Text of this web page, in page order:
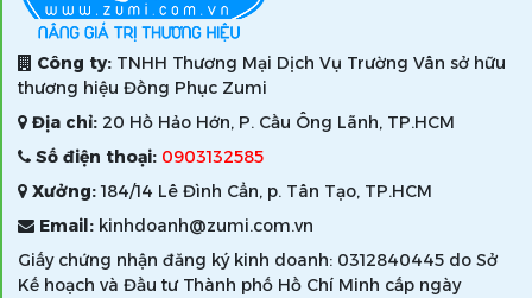
Công ty: TNHH Thương Mại Dịch Vụ Trường Vân sở hữu
thương hiệu Đồng Phục Zumi
Địa chỉ: 20 Hồ Hảo Hớn, P. Cầu Ông Lãnh, TP.HCM
Số điện thoại: 0903132585
Xưởng:184/14 Lê Đình Cẩn, p. Tân Tạo, TP.HCM
Email: kinhdoanh@zumi.com.vn
Giấy chứng nhận đăng ký kinh doanh: 0312840445 do Sở
Kế hoạch và Đầu tư Thành phố Hồ Chí Minh cấp ngày